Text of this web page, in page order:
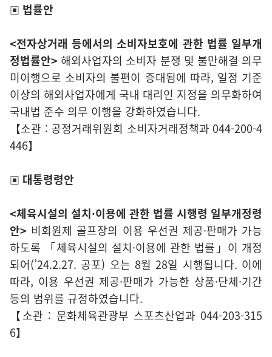
▣ 법률안
<전자상거래 등에서의 소비자보호에 관한 법률 일부개
정법률안> 해외사업자의 소비자 분쟁 및 불만해결 의무
미이행으로 소비자의 불편이 증대됨에 따라, 일정 기준
이상의 해외사업자에게 국내 대리인 지정을 의무화하여
국내법 준수 의무 이행을 강화하였습니다.
【소관 : 공정거래위원회 소비자거래정책과 044-200-4
446】
▣ 대통령령안
<체육시설의 설치·이용에 관한 법률 시행령 일부개정령
안> 비회원제 골프장의 이용 우선권 제공·판매가 가능
하도록 「체육시설의 설치·이용에 관한 법률」이 개정
되어(’24.2.27. 공포) 오는 8월 28일 시행됩니다. 이에
따라, 이용 우선권 제공·판매가 가능한 상품·단체·기간
등의 범위를 규정하였습니다.
【소관 : 문화체육관광부 스포츠산업과 044-203-315
6】